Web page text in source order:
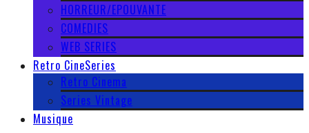
HORREUR/EPOUVANTE
COMEDIES
WEB SERIES
Retro CineSeries
Retro Cinema
Series Vintage
Musique